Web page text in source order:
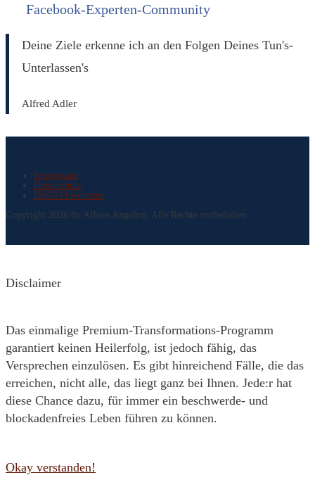
Facebook-Experten-Community
Deine Ziele erkenne ich an den Folgen Deines Tun's-
Unterlassen's
Alfred Adler
Impressum
Datenschutz
DSGVO Services
Copyright 2026 by Alfons Angehrn. Alle Rechte vorbehalten.
Disclaimer
Das einmalige Premium-Transformations-Programm
garantiert keinen Heilerfolg, ist jedoch fähig, das
Versprechen einzulösen. Es gibt hinreichend Fälle, die das
erreichen, nicht alle, das liegt ganz bei Ihnen. Jede:r hat
diese Chance dazu, für immer ein beschwerde- und
blockadenfreies Leben führen zu können.
Okay verstanden!